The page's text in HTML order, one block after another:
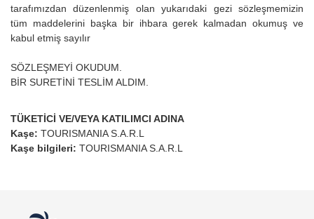
tarafımızdan düzenlenmiş olan yukarıdaki gezi sözleşmemizin
tüm maddelerini başka bir ihbara gerek kalmadan okumuş ve
kabul etmiş sayılır
SÖZLEŞMEYİ OKUDUM.
BİR SURETİNİ TESLİM ALDIM.
TÜKETİCİ VE/VEYA KATILIMCI ADINA
Kaşe: TOURISMANIA S.A.R.L
Kaşe bilgileri: TOURISMANIA S.A.R.L